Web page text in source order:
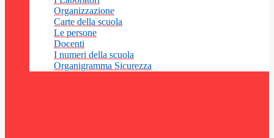
Organizzazione
Carte della scuola
Le persone
Docenti
I numeri della scuola
Organigramma Sicurezza